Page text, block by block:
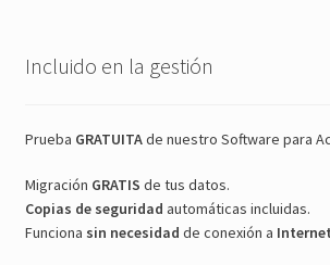
Incluido en la gestión
Prueba GRATUITAde nuestro Software para
Migración GRATIS de tus datos.
Copias de seguridad automáticas incluidas.
Funciona sin necesidad de conexión a Internet